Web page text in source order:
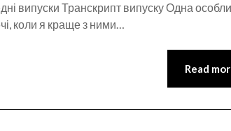
випуски Транскрипт випуску Одна
коли я краще з ними…
Read